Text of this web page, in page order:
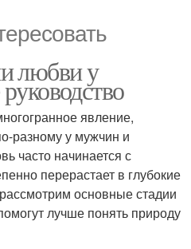
любви у
явление,
разному у мужчин и
часто начинается с
перерастает в глубокие
основные стадии
лучше понять природу